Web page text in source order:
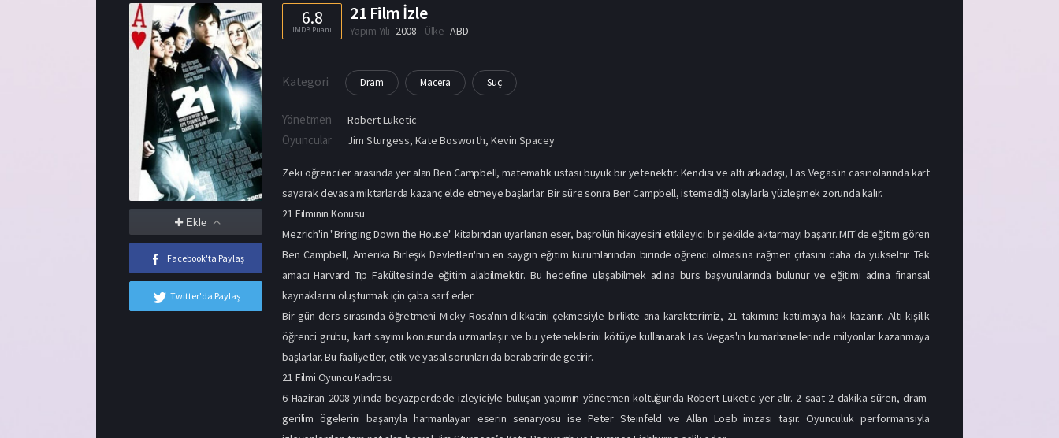
Ekle
Facebook'ta Paylaş
Twitter'da Paylaş
6.8
IMDB Puanı
21 Film İzle
Yapım Yılı 2008 Ülke ABD
Kategori Dram Macera Suç
Yönetmen Robert Luketic
Oyuncular Jim Sturgess,Kate Bosworth,Kevin Spacey
Zeki öğrenciler arasında yer alan Ben Campbell, matematik ustası büyük bir yetenektir. Kendisi ve altı arkadaşı, Las Vegas'ın casinolarında kart
sayarak devasa miktarlarda kazanç elde etmeye başlarlar. Bir süre sonra Ben Campbell, istemediği olaylarla yüzleşmek zorunda kalır.
21 Filminin Konusu
Mezrich'in "Bringing Down the House" kitabından uyarlanan eser, başrolün hikayesini etkileyici bir şekilde aktarmayı başarır. MIT'de eğitim gören
Ben Campbell, Amerika Birleşik Devletleri'nin en saygın eğitim kurumlarından birinde öğrenci olmasına rağmen çıtasını daha da yükseltir. Tek
amacı Harvard Tıp Fakültesi'nde eğitim alabilmektir. Bu hedefine ulaşabilmek adına burs başvurularında bulunur ve eğitimi adına finansal
kaynaklarını oluşturmak için çaba sarf eder.
Bir gün ders sırasında öğretmeni Micky Rosa'nın dikkatini çekmesiyle birlikte ana karakterimiz, 21 takımına katılmaya hak kazanır. Altı kişilik
öğrenci grubu, kart sayımı konusunda uzmanlaşır ve bu yeteneklerini kötüye kullanarak Las Vegas'ın kumarhanelerinde milyonlar kazanmaya
başlarlar. Bu faaliyetler, etik ve yasal sorunları da beraberinde getirir.
21 Filmi Oyuncu Kadrosu
6 Haziran 2008 yılında beyazperdede izleyiciyle buluşan yapımın yönetmen koltuğunda Robert Luketic yer alır. 2 saat 2 dakika süren, dram-
gerilim ögelerini başarıyla harmanlayan eserin senaryosu ise Peter Steinfeld ve Allan Loeb imzası taşır. Oyunculuk performansıyla